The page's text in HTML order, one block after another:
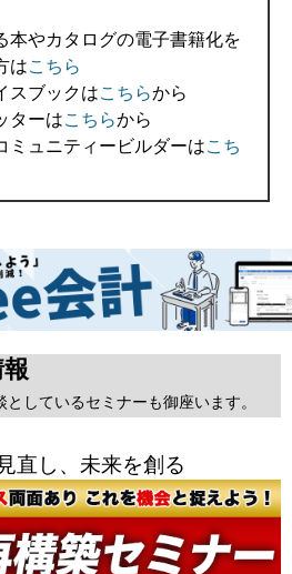
本やカタログの電子書籍化を
はこちら
スブックはこちらから
ターはこちらから
ミュニティービルダーはこち
しているセミナーも御座います。
直し、未来を創る